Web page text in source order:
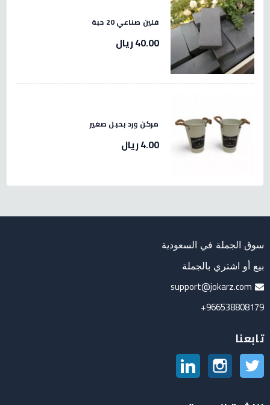
فلين صناعي 20 حبة
40.00 ريال
مركن ورد بحبل صغير
4.00 ريال
سوق الجملة في السعودية
بيع أو اشتري بالجملة
support@jokarz.com
966538808179+
تابعنا
تويتر انستغرام